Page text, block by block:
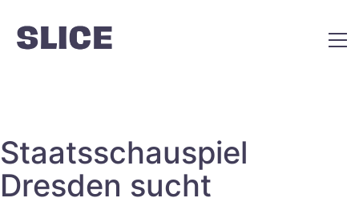
Staatsschauspiel
Dresden sucht